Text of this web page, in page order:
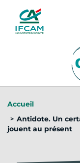
Accueil
Antidote. Un
jouent au présent